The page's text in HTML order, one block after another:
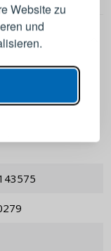
Website zu
und